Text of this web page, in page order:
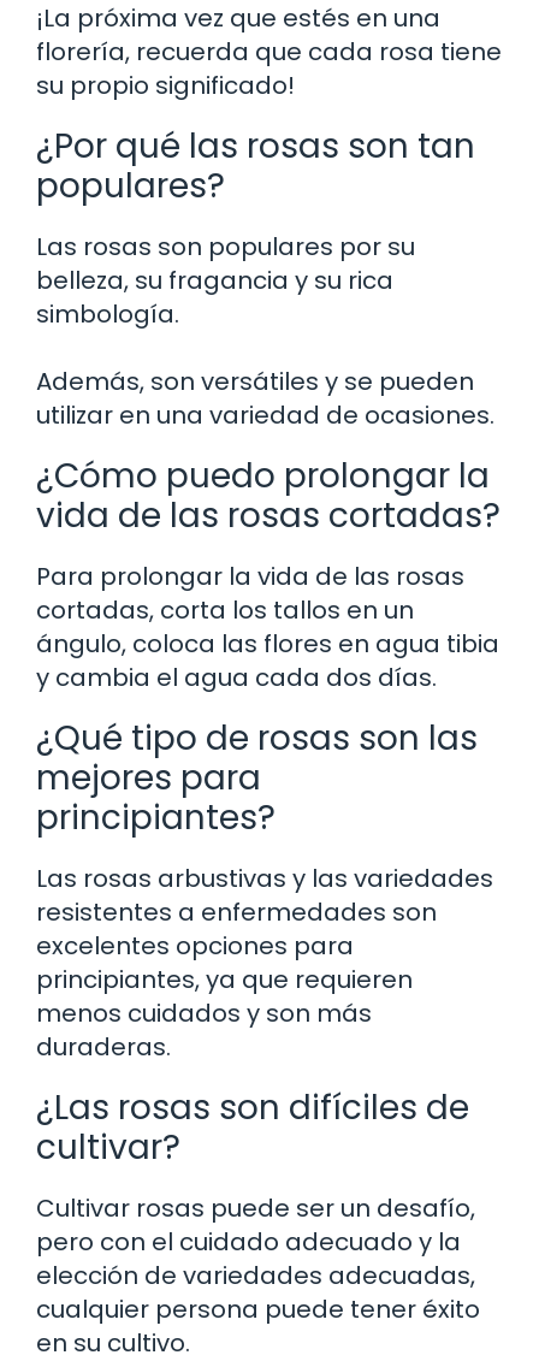
¡La próxima vez que estés en una
florería, recuerda que cada rosa tiene
su propio significado!
¿Por qué las rosas son tan
populares?
Las rosas son populares por su
belleza, su fragancia y su rica
simbología.
Además, son versátiles y se pueden
utilizar en una variedad de ocasiones.
¿Cómo puedo prolongar la
vida de las rosas cortadas?
Para prolongar la vida de las rosas
cortadas, corta los tallos en un
ángulo, coloca las flores en agua tibia
y cambia el agua cada dos días.
¿Qué tipo de rosas son las
mejores para
principiantes?
Las rosas arbustivas y las variedades
resistentes a enfermedades son
excelentes opciones para
principiantes, ya que requieren
menos cuidados y son más
duraderas.
¿Las rosas son difíciles de
cultivar?
Cultivar rosas puede ser un desafío,
pero con el cuidado adecuado y la
elección de variedades adecuadas,
cualquier persona puede tener éxito
en su cultivo.